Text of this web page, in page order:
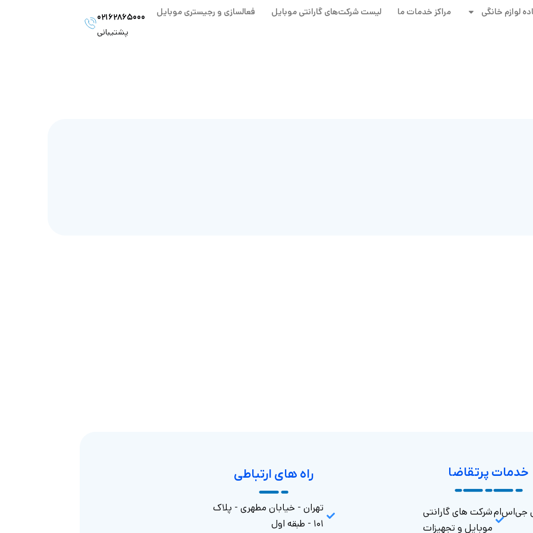
لوازم خانگی مراکز خدمات ما لیست شرکت‌های گارانتی‌ موبایل فعالسازی و رجیستری موبایل
۰۲۱۶۲۸۶۵۰۰۰
پشتیبانی
خدمات پرتقاضا
جی‌اس‌امشرکت های گارانتی‌
موبایل و تجهیزات
راه های ارتباطی
تهران - خیابان مطهری - پلاک
۱۰۱ - طبقه اول